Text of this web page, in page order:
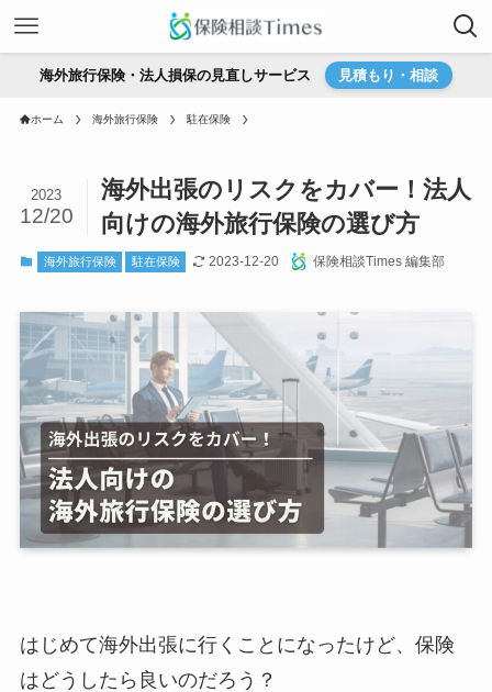
海外旅行保険・法人損保の見直しサービス 見積もり・相談
ホーム 海外旅行保険 駐在保険
海外出張のリスクをカバー！法人
向けの海外旅行保険の選び方
2023
12/20
海外旅行保険 駐在保険 2023-12-20 保険相談Times 編集部
はじめて海外出張に行くことになったけど、保険
はどうしたら良いのだろう？